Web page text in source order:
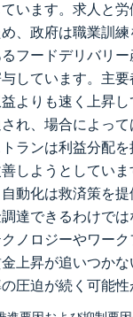
います。求人と
、政府は職業訓練
フードデリバリ
しています。主
よりも速く上昇
れ、場合によっ
ランは利益分配
しようとしてい
動化は救済策を
達できるわけで
ノロジーやワー
上昇が追いつか
圧迫が続く可能性